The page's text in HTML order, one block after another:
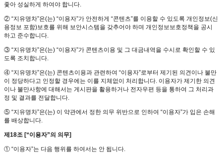
좇아 성실하게 하여야 합니다.
② “지유명차”은(는) “이용자”가 안전하게 “콘텐츠”를 이용할 수 있도록 개인정보(신
용정보 포함)보호를 위해 보안시스템을 갖추어야 하며 개인정보보호정책을 공시
하고 준수합니다.
③ “지유명차”은(는) “이용자”가 콘텐츠이용 및 그 대금내역을 수시로 확인할 수 있
도록 조치합니다.
④ “지유명차”은(는) 콘텐츠이용과 관련하여 “이용자”로부터 제기된 의견이나 불만
이 정당하다고 인정할 경우에는 이를 지체없이 처리합니다. 이용자가 제기한 의견
이나 불만사항에 대해서는 게시판을 활용하거나 전자우편 등을 통하여 그 처리과
정 및 결과를 전달합니다.
⑤ “지유명차”은(는) 이 약관에서 정한 의무 위반으로 인하여 “이용자”가 입은 손해
를 배상합니다.
제18조 [“이용자”의 의무]
① “이용자”는 다음 행위를 하여서는 안 됩니다.